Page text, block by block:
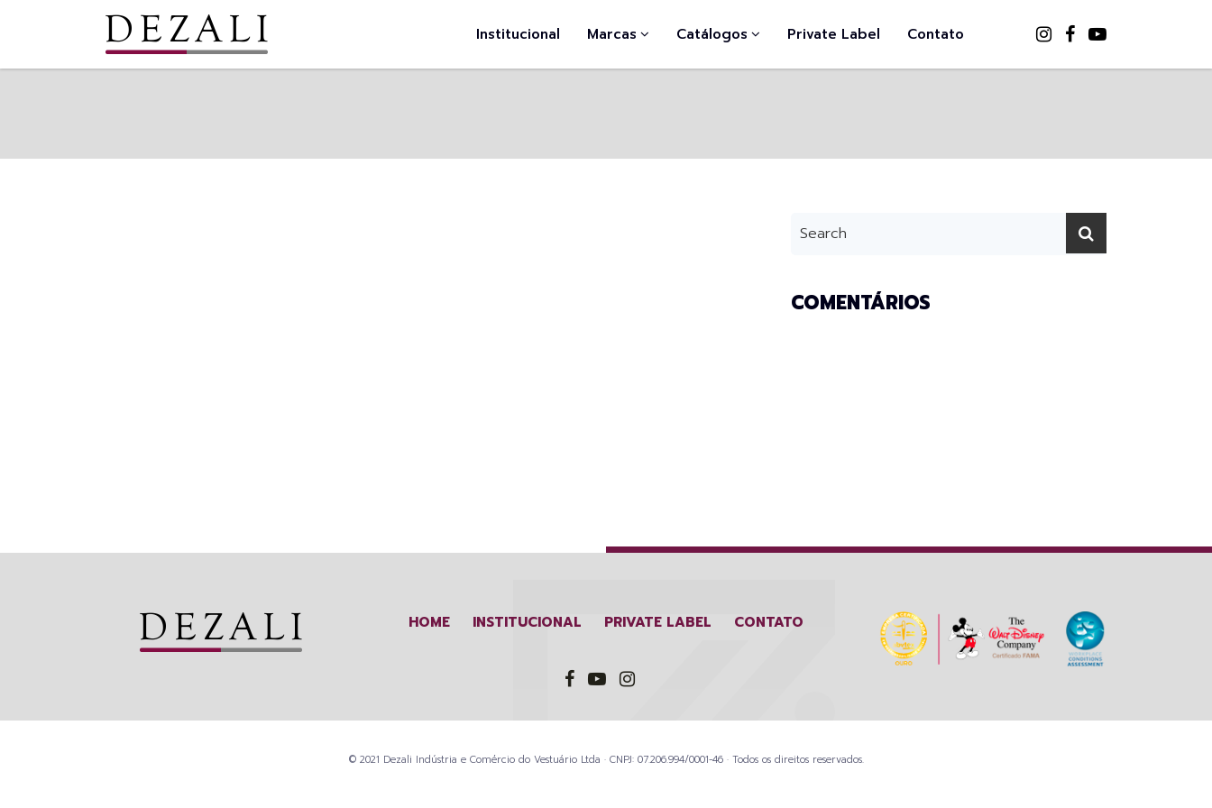
Institucional Marcas Catálogos Private Label Contato
COMENTÁRIOS
HOME INSTITUCIONAL PRIVATE LABEL CONTATO
© 2021 Dezali Indústria e Comércio do Vestuário Ltda · CNPJ: 07.206.994/0001-46 · Todos os direitos reservados.